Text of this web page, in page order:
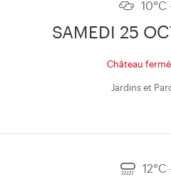
10°C
SAMEDI 25
Château
Jardins et
12°C